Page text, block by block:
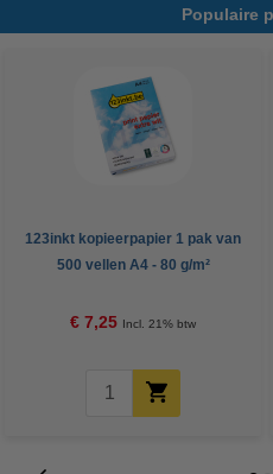
Populaire
123inkt kopieerpapier 1 pak van
500 vellen A4 - 80 g/m²
€ 7,25 Incl. 21% btw